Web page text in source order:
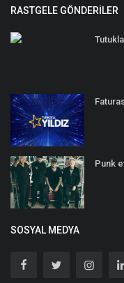
RASTGELE GÖNDERILER
Punk
SOSYAL MEDYA